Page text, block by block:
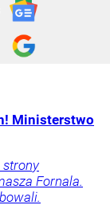
Ministerstwo
strony
Fornala.